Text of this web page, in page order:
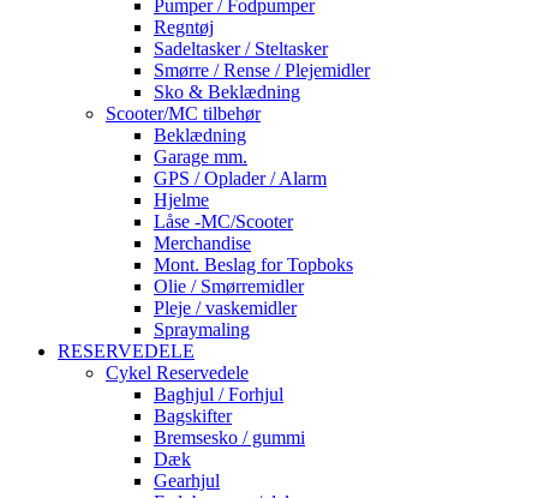
Pumper / Fodpumper
Regntøj
Sadeltasker / Steltasker
Smørre / Rense / Plejemidler
Sko & Beklædning
Scooter/MC tilbehør
Beklædning
Garage mm.
GPS / Oplader / Alarm
Hjelme
Låse -MC/Scooter
Merchandise
Mont. Beslag for Topboks
Olie / Smørremidler
Pleje / vaskemidler
Spraymaling
RESERVEDELE
Cykel Reservedele
Baghjul / Forhjul
Bagskifter
Bremsesko / gummi
Dæk
Gearhjul